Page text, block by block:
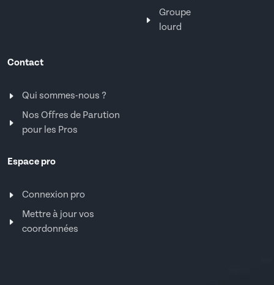
Groupe
lourd
Contact
Qui sommes-nous ?
Nos Offres de Parution
pour les Pros
Espace pro
Connexion pro
Mettre à jour vos
coordonnées